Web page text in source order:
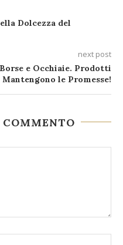
Dolcezza del
next post
e Occhiaie. Prodotti
le Promesse!